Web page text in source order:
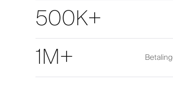
500K+
1M+